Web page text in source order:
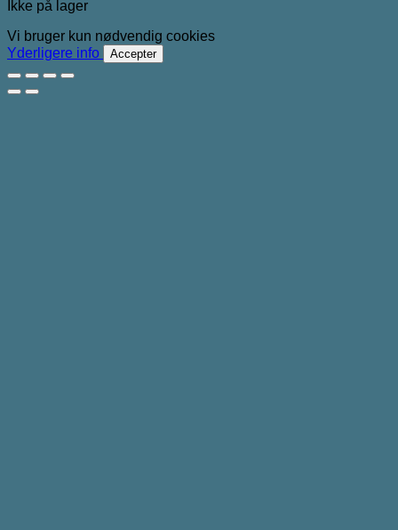
Ikke på lager
Vi bruger kun nødvendig cookies
Yderligere info
Accepter